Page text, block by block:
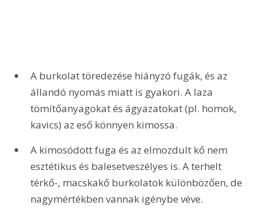
A burkolat töredezése hiányzó fugák, és az
állandó nyomás miatt is gyakori. A laza
tömítőanyagokat és ágyazatokat (pl. homok,
kavics) az eső könnyen kimossa.
A kimosódott fuga és az elmozdult kő nem
esztétikus és balesetveszélyes is. A terhelt
térkő-, macskakő burkolatok különbözően, de
nagymértékben vannak igénybe véve.